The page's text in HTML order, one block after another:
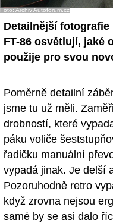
Foto: Archiv Autoforum.cz
Detailnější fotografie
FT-86 osvětlují, jaké
použije pro svou
Poměrně detailní
jsme tu už měli.
drobností, které
páku voliče
řadičku manuální
vypadá jinak. Je delší
Pozoruhodně retro
když zrovna nejsou
samé by se asi dalo